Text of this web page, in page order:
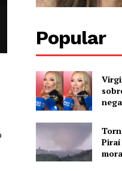
Popular
Piraí